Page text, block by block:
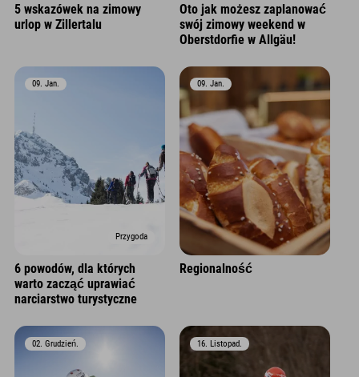
5 wskazówek na zimowy
urlop w Zillertalu
Oto jak możesz zaplanować
swój zimowy weekend w
Oberstdorfie w Allgäu!
Przygoda
09. Jan.
6 powodów, dla których
warto zacząć uprawiać
narciarstwo turystyczne
09. Jan.
Regionalność
02. Grudzień. 16. Listopad.